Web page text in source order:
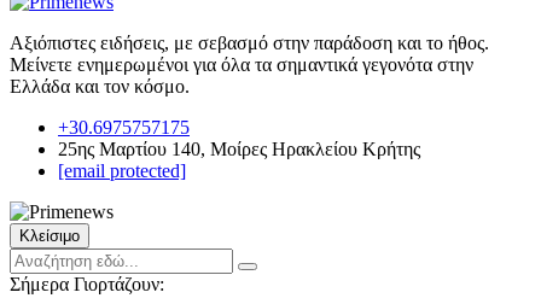
Αξιόπιστες ειδήσεις, με σεβασμό στην παράδοση και το ήθος.
Μείνετε ενημερωμένοι για όλα τα σημαντικά γεγονότα στην
Ελλάδα και τον κόσμο.
+30.6975757175
25ης Μαρτίου 140, Μοίρες Ηρακλείου Κρήτης
[email protected]
Κλείσιμο
Σήμερα Γιορτάζουν: